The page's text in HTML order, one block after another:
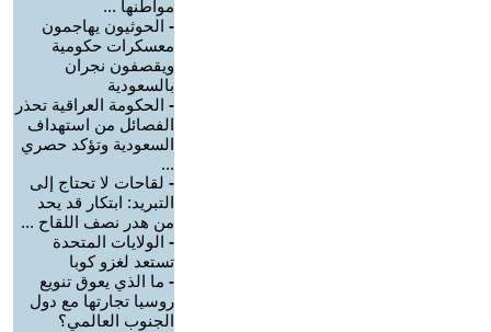
مواطنها ...
- الحوثيون يهاجمون
معسكرات حكومية
ويقصفون نجران
بالسعودية
- الحكومة العراقية تحذر
الفصائل من استهداف
السعودية وتؤكد حصري
...
- لقاحات لا تحتاج إلى
التبريد: ابتكار قد يحد
من هدر نصف اللقاح ...
- الولايات المتحدة
تستعد لغزو كوبا
- ما الذي يعوق تنويع
روسيا تجارتها مع دول
الجنوب العالمي؟